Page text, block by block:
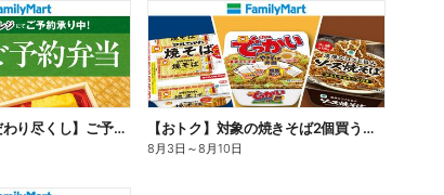
【旨さ格別、こだわり尽くし】ご予約弁当 【おトク】対象の焼きそば2個買うと100円引き!
8月3日 ～8月10日